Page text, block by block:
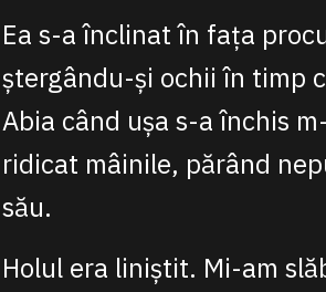
Ea s-a înclinat în fața
ștergându-și ochii în timp
Abia când ușa s-a închis
ridicat mâinile, părând
său.
Holul era liniștit. Mi-am